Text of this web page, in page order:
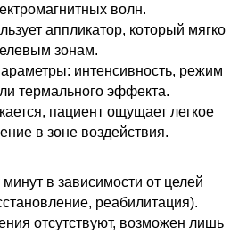
волн.
аппликатор, который мягко
зонам.
интенсивность, режим
термального эффекта.
пациент ощущает легкое
в зоне воздействия.
в зависимости от целей
реабилитация).
отсутствуют, возможен лишь